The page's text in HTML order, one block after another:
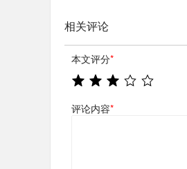
相关评论
本文评分*
评论内容*